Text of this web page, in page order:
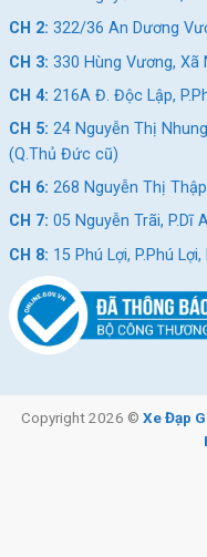
CH 2: 322/36 An Dương
CH 3: 330 Hùng Vương, Xã
CH 4: 216A Đ. Độc Lập,
CH 5: 24 Nguyễn Thị
(Q.Thủ Đức cũ)
CH 6: 268 Nguyễn Thị
CH 7: 05 Nguyễn Trãi, P.Dĩ
CH 8: 15 Phú Lợi, P.Phú
Copyright 2026 © Xe Đạp